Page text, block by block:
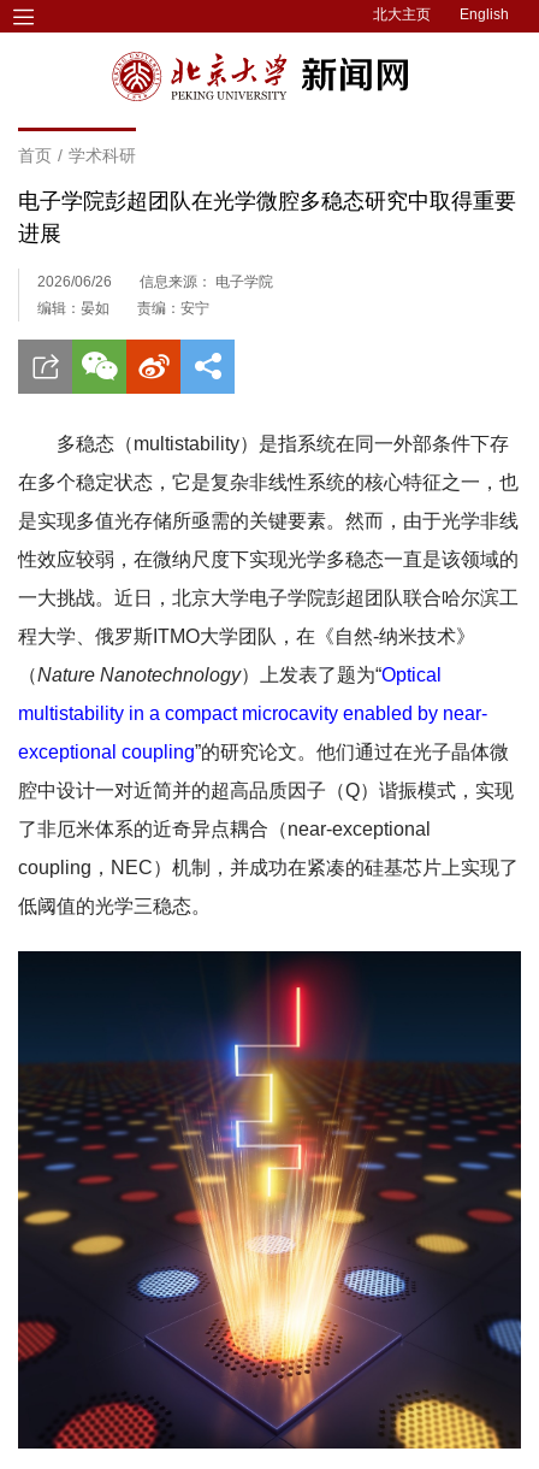
北大主页 English
首页 / 学术科研
电子学院彭超团队在光学微腔多稳态研究中取得重要
进展
2026/06/26
信息来源： 电子学院
编辑：晏如
责编：安宁
多稳态（multistability）是指系统在同一外部条件下存
在多个稳定状态，它是复杂非线性系统的核心特征之一，也
是实现多值光存储所亟需的关键要素。然而，由于光学非线
性效应较弱，在微纳尺度下实现光学多稳态一直是该领域的
一大挑战。近日，北京大学电子学院彭超团队联合哈尔滨工
程大学、俄罗斯ITMO大学团队，在《自然-纳米技术》
（Nature Nanotechnology）上发表了题为“Optical
multistability in a compact microcavity enabled by near-
exceptional coupling”的研究论文。他们通过在光子晶体微
腔中设计一对近简并的超高品质因子（Q）谐振模式，实现
了非厄米体系的近奇异点耦合（near-exceptional
coupling，NEC）机制，并成功在紧凑的硅基芯片上实现了
低阈值的光学三稳态。